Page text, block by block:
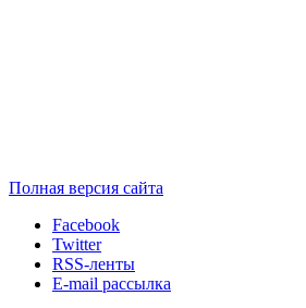
Полная версия сайта
Facebook
Twitter
RSS-ленты
E-mail рассылка